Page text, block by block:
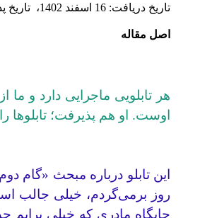
تاریخ دریافت: 16 اسفند 1402 ، تاریخ
اصل مقاله
هر تابلویی ماجرایی دارد و
اوست. او هم پذیرفت؛ تابلوها
این تابلو درباره مبحث «گام
روز برمی‌گردم، خیلی جالب
جایگاه مادری که خیلی